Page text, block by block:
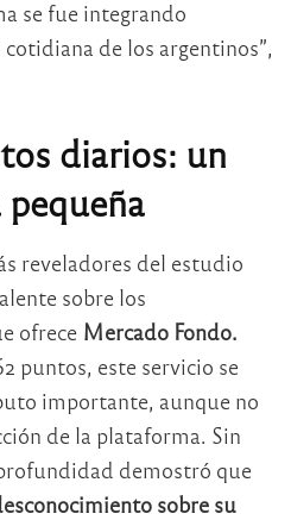
se fue integrando
de los argentinos”,
diarios: un
reveladores del estudio
sobre los
ofrece Mercado Fondo.
puntos, este servicio se
importante, aunque no
de la plataforma. Sin
demostró que
sobre su